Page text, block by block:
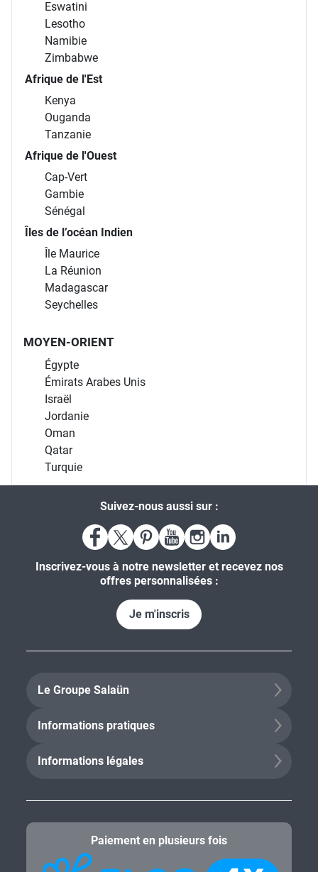
Eswatini
Lesotho
Namibie
Zimbabwe
Afrique de l'Est
Kenya
Ouganda
Tanzanie
Afrique de l'Ouest
Cap-Vert
Gambie
Sénégal
Îles de l’océan Indien
Île Maurice
La Réunion
Madagascar
Seychelles
MOYEN-ORIENT
Égypte
Émirats Arabes Unis
Israël
Jordanie
Oman
Qatar
Turquie
Suivez-nous aussi sur :
Inscrivez-vous à notre newsletter et recevez nos
offres personnalisées :
Je m'inscris
Le Groupe Salaün
Informations pratiques
Informations légales
Paiement en plusieurs fois